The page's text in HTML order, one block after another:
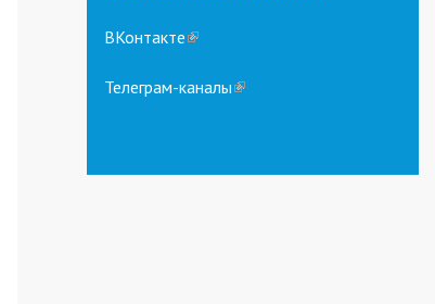
ВКонтакте(link
external)
Телеграм-каналы(link